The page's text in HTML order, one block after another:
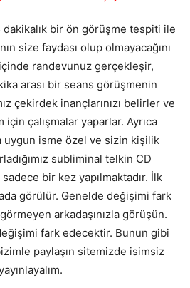
dakikalık bir ön görüşme tespiti ile
size faydası olup olmayacağını
randevunuz gerçekleşir,
arası bir seans görüşmenin
çekirdek inançlarınızı belirler ve
çalışmalar yaparlar. Ayrıca
uygun isme özel ve sizin kişilik
subliminal telkin CD
bir kez yapılmaktadır. İlk
görülür. Genelde değişimi fark
arkadaşınızla görüşün.
fark edecektir. Bunun gibi
paylaşın sitemizde isimsiz